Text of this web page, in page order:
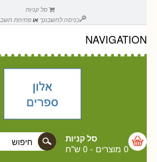
סל קניות
כניסה לחשבונך אופתיחת
NAVIGATION
סל קניות
0 מוצרים - 0 ש"ח